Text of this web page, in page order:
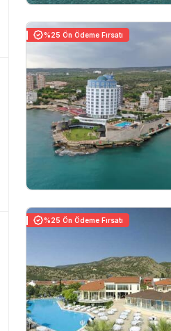
%25 Ön Ödeme Fırsatı
%25 Ön Ödeme Fırsatı